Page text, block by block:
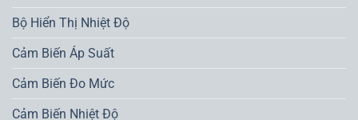
Bộ Hiển Thị Nhiệt Độ
Cảm Biến Áp Suất
Cảm Biến Đo Mức
Cảm Biến Nhiệt Độ